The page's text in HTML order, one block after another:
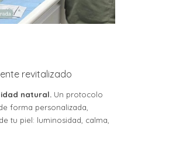
revitalizado
natural. Un protocolo
forma personalizada,
tu piel: luminosidad, calma,